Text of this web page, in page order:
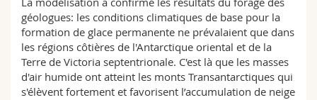
géologues: les conditions climatiques de base pour la
formation de glace permanente ne prévalaient que dans
les régions côtières de l'Antarctique oriental et de la
Terre de Victoria septentrionale. C'est là que les masses
d'air humide ont atteint les monts Transantarctiques qui
s'élèvent fortement et favorisent l’accumulation de neige